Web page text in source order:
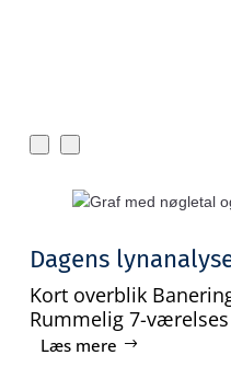
Dagens
Kort overblik
Rummelig 7-
Læs mere